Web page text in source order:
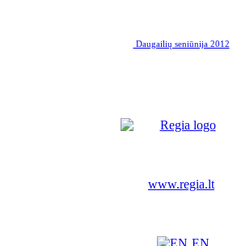
Daugailių seniūnija 2012
www.regia.lt
EN